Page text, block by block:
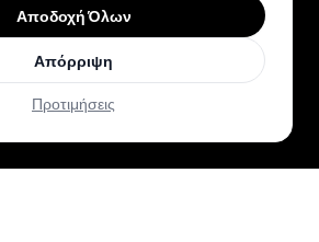
Αποδοχή Όλων
Απόρριψη
Προτιμήσεις